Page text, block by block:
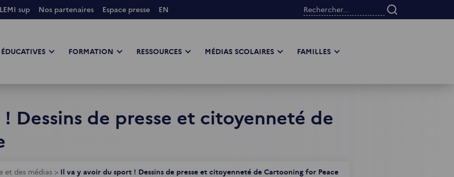
sup Nos partenaires Espace presse EN Rechercher...
FORMATION RESSOURCES MÉDIAS SCOLAIRES FAMILLES
Dessins de presse et citoyenneté de
et des médias > Il va y avoir du sport ! Dessins de presse et citoyenneté de Cartooning for Peace